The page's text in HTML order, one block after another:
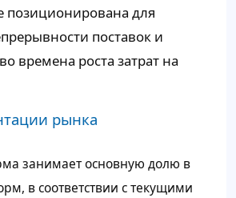
позиционирована для
поставок и
времена роста затрат на
рынка
занимает основную долю в
в соответствии с текущими